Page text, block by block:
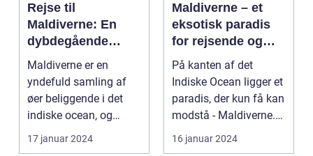
Rejse til
Maldiverne: En
dybdegående
oplevelse af
paradisets
skønhed og
historie
Maldiverne er en
yndefuld samling af
øer beliggende i det
indiske ocean, og
tilbyder en
uforglemmeli...
17 januar 2024
Maldiverne – et
eksotisk paradis
for rejsende og
eventyrlystne
På kanten af det
Indiske Ocean ligger et
paradis, der kun få kan
modstå - Maldiverne.
Denne smukke ø...
16 januar 2024